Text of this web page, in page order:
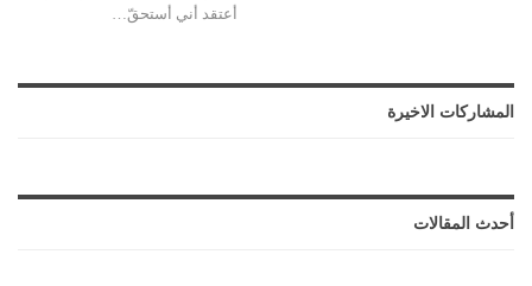
أعتقد أني أستحقّ
المشاركات الاخيرة
أحدث المقالات